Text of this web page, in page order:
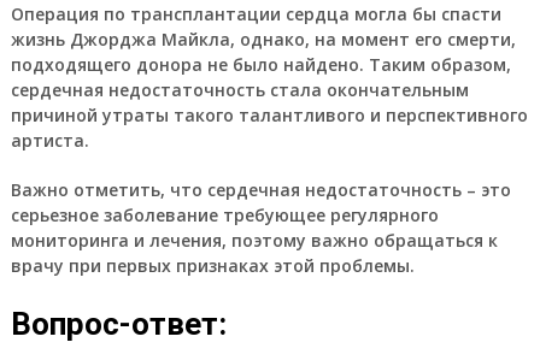
Операция по трансплантации сердца могла бы спасти
жизнь Джорджа Майкла, однако, на момент его смерти,
подходящего донора не было найдено. Таким образом,
сердечная недостаточность стала окончательным
причиной утраты такого талантливого и перспективного
артиста.
Важно отметить, что сердечная недостаточность – это
серьезное заболевание требующее регулярного
мониторинга и лечения, поэтому важно обращаться к
врачу при первых признаках этой проблемы.
Вопрос-ответ: